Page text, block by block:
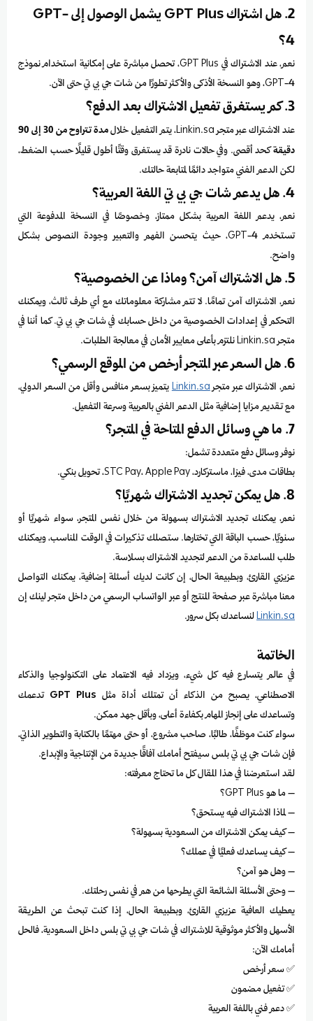
2. هل اشتراك GPT Plus يشمل الوصول إلى GPT-
4؟
نعم، عند الاشتراك في GPT Plus، تحصل مباشرة على إمكانية استخدام نموذج
GPT-4، وهو النسخة الأذكى والأكثر تطورًا من شات جي بي تي حتى الآن.
3. كم يستغرق تفعيل الاشتراك بعد الدفع؟
عند الاشتراك عبر متجر Linkin.sa، يتم التفعيل خلال
مدة تتراوح من 30 إلى 90
دقيقةكحد أقصى. وفي حالات نادرة قد يستغرق وقتًا أطول قليلًا حسب الضغط،
لكن الدعم الفني متواجد دائمًا لمتابعة حالتك.
4. هل يدعم شات جي بي تي اللغة العربية؟
نعم، يدعم اللغة العربية بشكل ممتاز، وخصوصًا في النسخة المدفوعة التي
تستخدم GPT-4، حيث يتحسن الفهم والتعبير وجودة النصوص بشكل
واضح.
5. هل الاشتراك آمن؟ وماذا عن الخصوصية؟
نعم، الاشتراك آمن تمامًا. لا تتم مشاركة معلوماتك مع أي طرف ثالث، ويمكنك
التحكم في إعدادات الخصوصية من داخل حسابك في شات جي بي تي. كما أننا في
متجر Linkin.sa نلتزم بأعلى معايير الأمان في معالجة الطلبات.
6. هل السعر عبر المتجر أرخص من الموقع الرسمي؟
نعم، الاشتراك عبر متجرLinkin.saيتميز بسعر منافس وأقل من السعر الدولي،
مع تقديم مزايا إضافية مثل الدعم الفني بالعربية وسرعة التفعيل.
7. ما هي وسائل الدفع المتاحة في المتجر؟
نوفر وسائل دفع متعددة تشمل:
بطاقات مدى، فيزا، ماستركارد، STC Pay، Apple Pay، تحويل بنكي.
8. هل يمكن تجديد الاشتراك شهريًا؟
نعم، يمكنك تجديد الاشتراك بسهولة من خلال نفس المتجر، سواء شهريًا أو
سنويًا، حسب الباقة التي تختارها. ستصلك تذكيرات في الوقت المناسب، ويمكنك
طلب المساعدة من الدعم لتجديد الاشتراك بسلاسة.
عزيزي القارئ، وبطبيعة الحال، إن كانت لديك أسئلة إضافية، يمكنك التواصل
معنا مباشرة عبر صفحة المنتج أو عبر الواتساب الرسمي من داخل متجر لينك إن
Linkin.saلنساعدك بكل سرور.
الخاتمة
في عالم يتسارع فيه كل شيء، ويزداد فيه الاعتماد على التكنولوجيا والذكاء
الاصطناعي، يصبح من الذكاء أن تمتلك أداة مثل GPT Plus تدعمك
وتساعدك على إنجاز المهام بكفاءة أعلى، وبأقل جهد ممكن.
سواء كنت موظفًا، طالبًا، صاحب مشروع، أو حتى مهتمًا بالكتابة والتطوير الذاتي،
فإن شات جي بي تي بلس سيفتح أمامك آفاقًا جديدة من الإنتاجية والإبداع.
لقد استعرضنا في هذا المقال كل ما تحتاج معرفته:
– ما هو GPT Plus؟
– لماذا الاشتراك فيه يستحق؟
– كيف يمكن الاشتراك من السعودية بسهولة؟
– كيف يساعدك فعليًا في عملك؟
– وهل هو آمن؟
– وحتى الأسئلة الشائعة التي يطرحها من هم في نفس رحلتك.
يعطيك العافية عزيزي القارئ، وبطبيعة الحال، إذا كنت تبحث عن الطريقة
الأسهل والأكثر موثوقية للاشتراك في شات جي بي تي بلس داخل السعودية، فالحل
أمامك الآن:
✅ سعر أرخص
✅ تفعيل مضمون
✅ دعم فني باللغة العربية